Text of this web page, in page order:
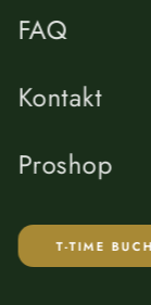
FAQ
Kontakt
Proshop
T-TIME